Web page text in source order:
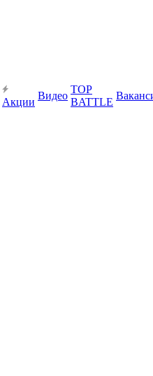
Акции
Видео
TOP
BATTLE